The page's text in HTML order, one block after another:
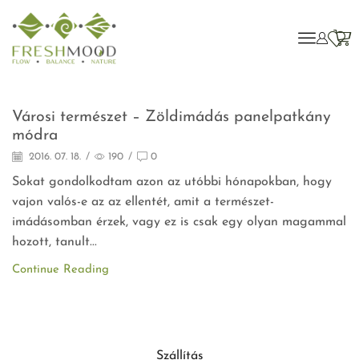
Agymenés
Városi természet – Zöldimádás panelpatkány
módra
2016. 07. 18. / 190 / 0
Sokat gondolkodtam azon az utóbbi hónapokban, hogy
vajon valós-e az az ellentét, amit a természet-
imádásomban érzek, vagy ez is csak egy olyan magammal
hozott, tanult...
Continue Reading
Szállítás